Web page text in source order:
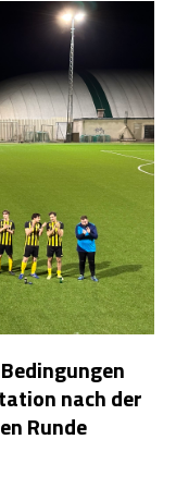
nach der
Runde